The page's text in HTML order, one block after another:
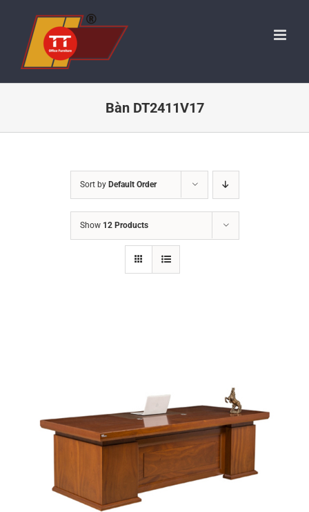
content
Bàn DT2411V17
Sort by Default Order
Show 12 Products